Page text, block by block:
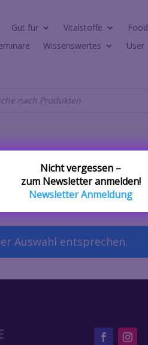
Gut für Vitalstoffe Food
Wissenswertes User
Auswahl entsprechen.
Nicht vergessen –
zum Newsletter anmelden!
Newsletter Anmeldung